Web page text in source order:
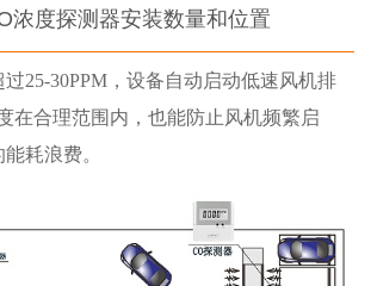
浓度探测器安装数量和位置
25-30PPM，设备自动启动低速风机排
在合理范围内，也能防止风机频繁启
耗浪费。